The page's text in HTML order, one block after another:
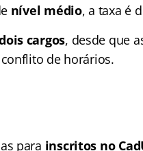
nível médio, a taxa é
cargos, desde que
de horários.
para inscritos no